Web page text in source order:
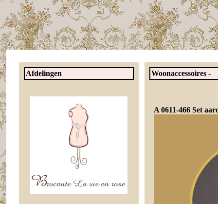
Afdelingen Woonaccessoires -
A 0611-466 Set